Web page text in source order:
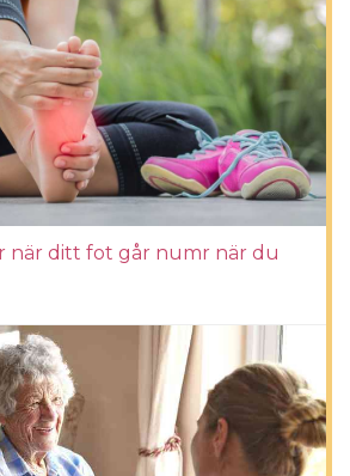
när ditt fot går numr när du